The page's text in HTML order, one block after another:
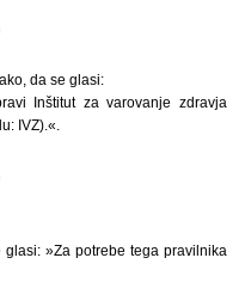
da se glasi:
Inštitut za varovanje zdravja
IVZ).«.
»Za potrebe tega pravilnika